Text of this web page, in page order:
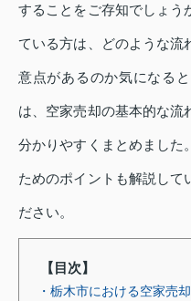
することをご存知でしょう
ている方は、どのような流
意点があるのか気になる
は、空家売却の基本的な流
分かりやすくまとめました
ためのポイントも解説して
ださい。
【目次】
・栃木市における空家売